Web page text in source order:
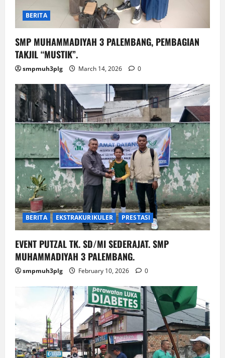
BERITA
SMP MUHAMMADIYAH 3 PALEMBANG, PEMBAGIAN
TAKJIL “MUSTIK”.
smpmuh3plg March 14, 2026 0
BERITA EKSTRAKURIKULER PRESTASI
EVENT PUTZAL TK. SD/MI SEDERAJAT. SMP
MUHAMMADIYAH 3 PALEMBANG.
smpmuh3plg February 10, 2026 0